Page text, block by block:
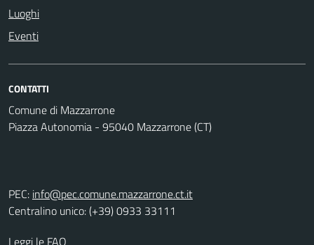
Luoghi
Eventi
CONTATTI
Comune di Mazzarrone
Piazza Autonomia - 95040 Mazzarrone (CT)
PEC: info@pec.comune.mazzarrone.ct.it
Centralino unico: (+39) 0933 33111
Leggi le FAQ